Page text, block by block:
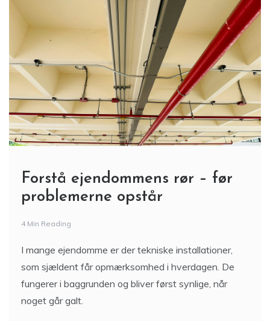
Forstå ejendommens rør – før
problemerne opstår
4 Min Reading
I mange ejendomme er der tekniske installationer,
som sjældent får opmærksomhed i hverdagen. De
fungerer i baggrunden og bliver først synlige, når
noget går galt.